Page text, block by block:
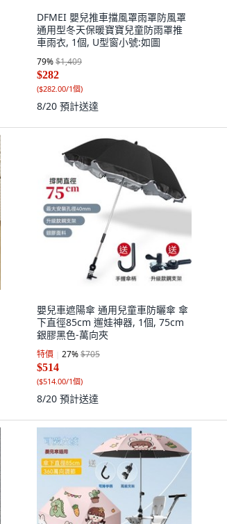
DFMEI 嬰兒推車擋風罩雨罩防風罩
通用型冬天保暖寶寶兒童防雨罩推
車雨衣, 1個, U型窗小號:如圖
79%$1,409
$282
($282.00/1個)
8/20 預計送達
嬰兒車遮陽傘 通用兒童車防曬傘 傘
下直徑85cm 遛娃神器, 1個, 75cm
銀膠黑色-萬向夾
特價 27%$705
$514
($514.00/1個)
8/20 預計送達